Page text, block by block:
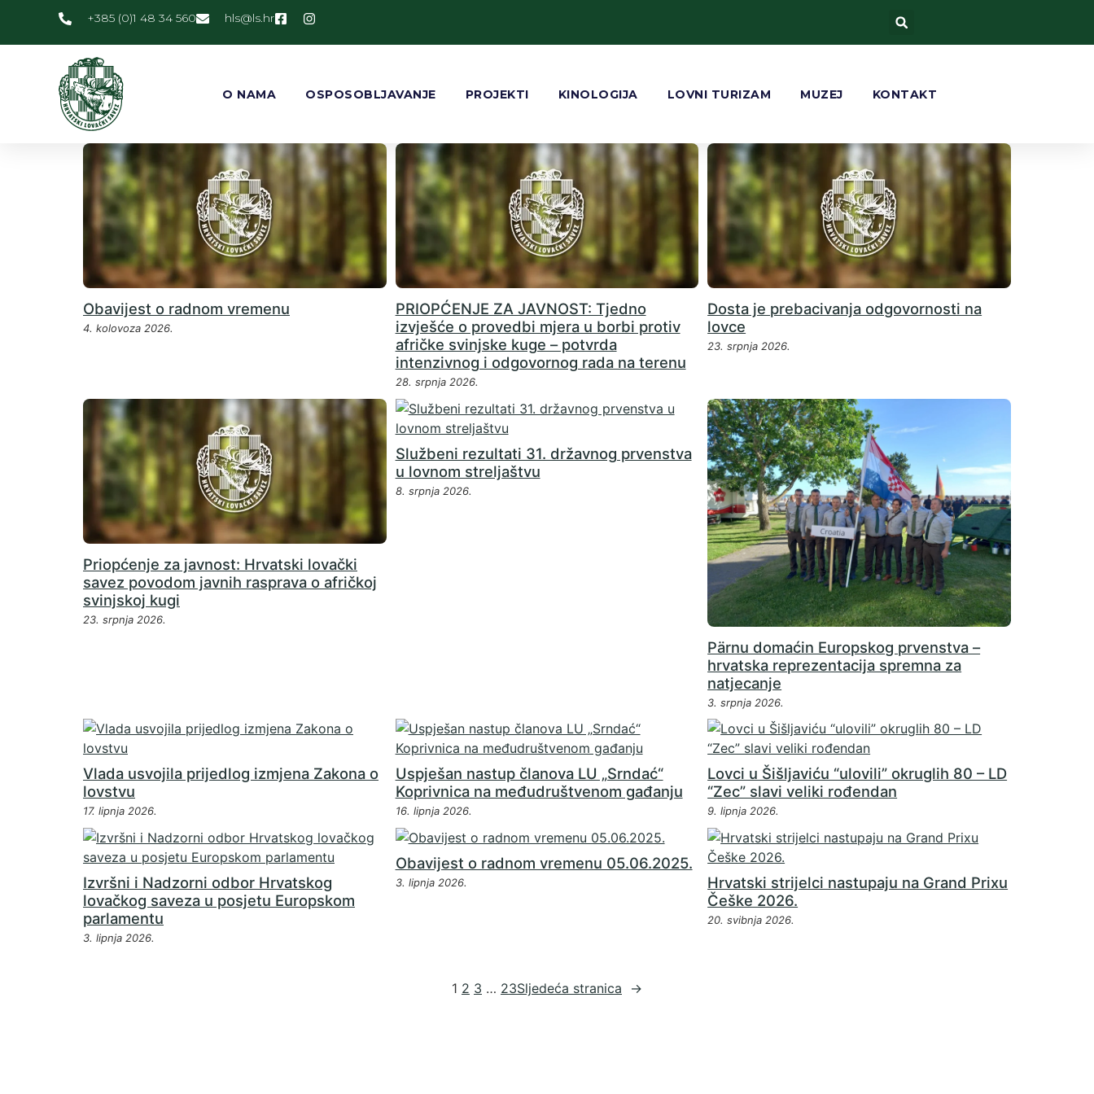
+385 (0)1 48 34 560 rh.sl
@slh
O NAMA OSPOSOBLJAVANJE PROJEKTI KINOLOGIJA LOVNI TURIZAM MUZEJ KONTAKT
Obavijest o radnom vremenu
4. kolovoza 2026.
PRIOPĆENJE ZA JAVNOST: Tjedno
izvješće o provedbi mjera u borbi protiv
afričke svinjske kuge – potvrda
intenzivnog i odgovornog rada na terenu
28. srpnja 2026.
Dosta je prebacivanja odgovornosti na
lovce
23. srpnja 2026.
Priopćenje za javnost: Hrvatski lovački
savez povodom javnih rasprava o afričkoj
svinjskoj kugi
23. srpnja 2026.
Službeni rezultati 31. državnog prvenstva
u lovnom streljaštvu
8. srpnja 2026.
Pärnu domaćin Europskog prvenstva –
hrvatska reprezentacija spremna za
natjecanje
3. srpnja 2026.
Vlada usvojila prijedlog izmjena Zakona o
lovstvu
17. lipnja 2026.
Uspješan nastup članova LU „Srndać“
Koprivnica na međudruštvenom gađanju
16. lipnja 2026.
Lovci u Šišljaviću “ulovili” okruglih 80 – LD
“Zec” slavi veliki rođendan
9. lipnja 2026.
Izvršni i Nadzorni odbor Hrvatskog
lovačkog saveza u posjetu Europskom
parlamentu
3. lipnja 2026.
Obavijest o radnom vremenu 05.06.2025.
3. lipnja 2026.
Hrvatski strijelci nastupaju na Grand Prixu
Češke 2026.
20. svibnja 2026.
1 2 3 … 23Sljedeća stranica →